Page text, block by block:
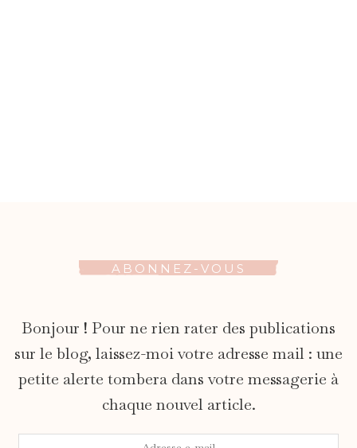
ABONNEZ-VOUS
Bonjour ! Pour ne rien rater des publications
sur le blog, laissez-moi votre adresse mail : une
petite alerte tombera dans votre messagerie à
chaque nouvel article.